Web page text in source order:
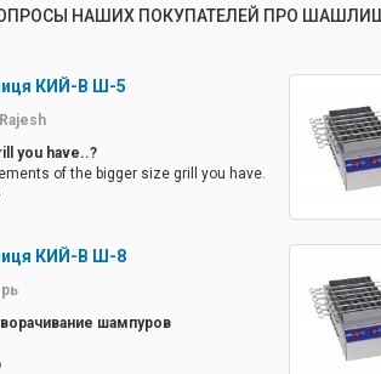
НАШИХ ПОКУПАТЕЛЕЙ ПРО
КИЙ-В Ш-5
you have..?
of the bigger size grill you have.
КИЙ-В Ш-8
шампуров